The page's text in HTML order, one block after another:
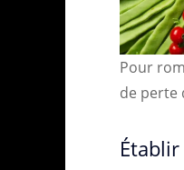
Pour
de perte